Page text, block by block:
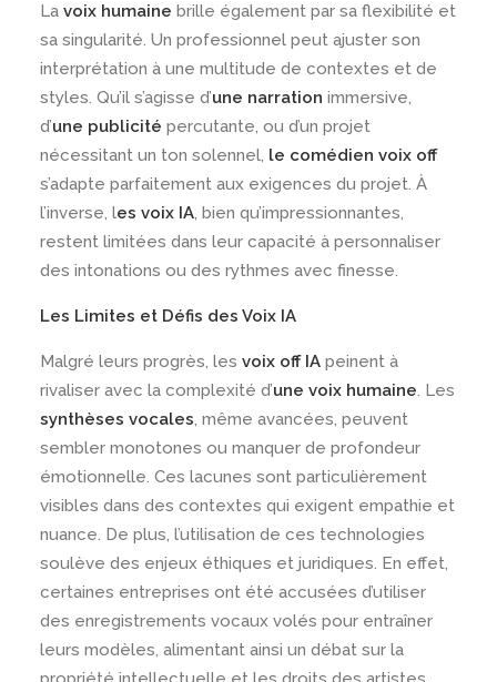
La voix humaine brille également par sa flexibilité et
sa singularité. Un professionnel peut ajuster son
interprétation à une multitude de contextes et de
styles. Qu’il s’agisse d’une narration immersive,
d’une publicité percutante, ou d’un projet
nécessitant un ton solennel, le comédien voix off
s’adapte parfaitement aux exigences du projet. À
l’inverse, les voix IA, bien qu’impressionnantes,
restent limitées dans leur capacité à personnaliser
des intonations ou des rythmes avec finesse.
Les Limites et Défis des Voix IA
Malgré leurs progrès, les voix off IA peinent à
rivaliser avec la complexité d’une voix humaine. Les
synthèses vocales, même avancées, peuvent
sembler monotones ou manquer de profondeur
émotionnelle. Ces lacunes sont particulièrement
visibles dans des contextes qui exigent empathie et
nuance. De plus, l’utilisation de ces technologies
soulève des enjeux éthiques et juridiques. En effet,
certaines entreprises ont été accusées d’utiliser
des enregistrements vocaux volés pour entraîner
leurs modèles, alimentant ainsi un débat sur la